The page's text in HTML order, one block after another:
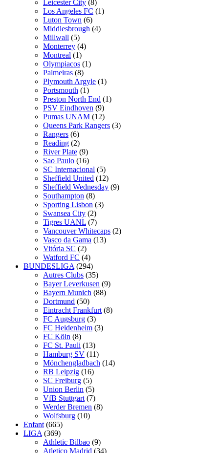
Leicester City (8)
Los Angeles FC (1)
Luton Town (6)
Middlesbrough (4)
Millwall (5)
Monterrey (4)
Montreal (1)
Olympiacos (1)
Palmeiras (8)
Plymouth Argyle (1)
Portsmouth (1)
Preston North End (1)
PSV Eindhoven (9)
Pumas UNAM (12)
Queens Park Rangers (3)
Rangers (6)
Reading (2)
River Plate (9)
Sao Paulo (16)
SC Internacional (5)
Sheffield United (12)
Sheffield Wednesday (9)
Southampton (8)
Sporting Lisbon (3)
Swansea City (2)
Tigres UANL (7)
Vancouver Whitecaps (2)
Vasco da Gama (13)
Vitória SC (2)
Watford FC (4)
BUNDESLIGA (294)
Autres Clubs (35)
Bayer Leverkusen (9)
Bayern Munich (88)
Dortmund (50)
Eintracht Frankfurt (8)
FC Augsburg (3)
FC Heidenheim (3)
FC Köln (8)
FC St. Pauli (13)
Hamburg SV (11)
Mönchengladbach (14)
RB Leipzig (16)
SC Freiburg (5)
Union Berlin (5)
VfB Stuttgart (7)
Werder Bremen (8)
Wolfsburg (10)
Enfant (665)
LIGA (369)
Athletic Bilbao (9)
Atletico Madrid (34)